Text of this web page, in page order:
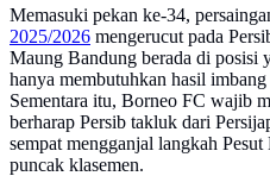
Memasuki pekan ke-34,
2025/2026 mengerucut pada
Maung Bandung berada di posisi
hanya membutuhkan hasil
Sementara itu, Borneo FC wajib
berharap Persib takluk dari
sempat mengganjal langkah
puncak klasemen.